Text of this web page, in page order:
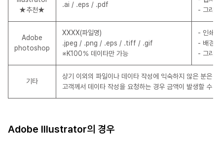
★추천★
.ai / .eps / .pdf
- 그라
Adobe
photoshop
XXXX(파일명)
.jpeg / .png / .eps / .tiff / .gif
※K100％ 데이타만 가능
- 인쇄
- 배경
- 그라
기타
상기 이외의 파일이나 데이타 작성에 익숙하지 않은 분은
고객께서 데이타 작성을 요청하는 경우 금액이 발생할 수
Adobe Illustrator의 경우